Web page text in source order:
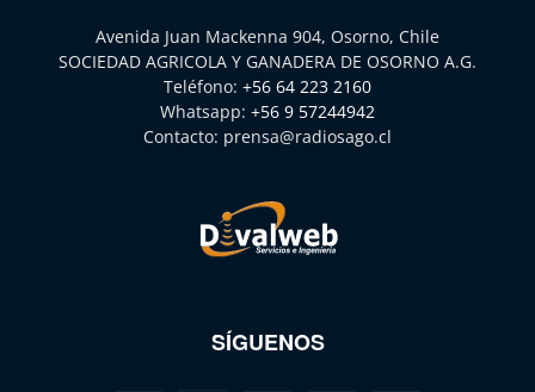
Avenida Juan Mackenna 904, Osorno, Chile
SOCIEDAD AGRICOLA Y GANADERA DE OSORNO A.G.
Teléfono: +56 64 223 2160
Whatsapp: +56 9 57244942
Contacto: prensa@radiosago.cl
SÍGUENOS